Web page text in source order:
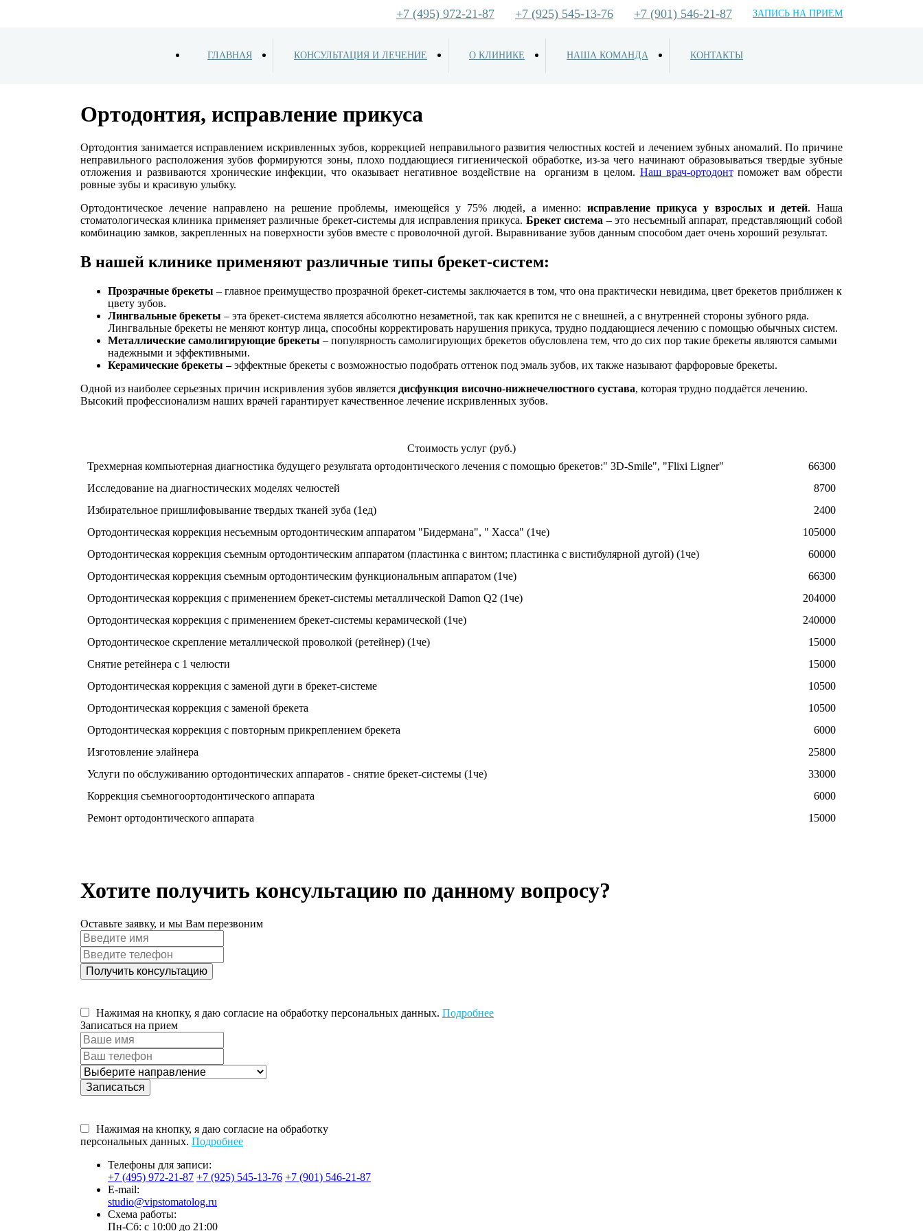
+7 (495) 972-21-87 +7 (925) 545-13-76 +7 (901) 546-21-87 ЗАПИСЬ НА ПРИЕМ
ГЛАВНАЯ КОНСУЛЬТАЦИЯ И ЛЕЧЕНИЕ О КЛИНИКЕ НАША КОМАНДА КОНТАКТЫ
Ортодонтия, исправление прикуса
Ортодонтия занимается исправлением искривленных зубов, коррекцией неправильного развития челюстных костей и лечением зубных аномалий. По причине
неправильного расположения зубов формируются зоны, плохо поддающиеся гигиенической обработке, из-за чего начинают образовываться твердые зубные
отложения и развиваются хронические инфекции, что оказывает негативное воздействие на организм в целом. Наш врач-ортодонтпоможет вам обрести
ровные зубы и красивую улыбку.
Ортодонтическое лечение направлено на решение проблемы, имеющейся у 75% людей, а именно: исправление прикуса у взрослых и детей. Наша
стоматологическая клиника применяет различные брекет-системы для исправления прикуса. Брекет система – это несъемный аппарат, представляющий собой
комбинацию замков, закрепленных на поверхности зубов вместе с проволочной дугой. Выравнивание зубов данным способом дает очень хороший результат.
В нашей клинике применяют различные типы брекет-систем:
Прозрачные брекеты – главное преимущество прозрачной брекет-системы заключается в том, что она практически невидима, цвет брекетов приближен к
цвету зубов.
Лингвальные брекеты – эта брекет-система является абсолютно незаметной, так как крепится не с внешней, а с внутренней стороны зубного ряда.
Лингвальные брекеты не меняют контур лица, способны корректировать нарушения прикуса, трудно поддающиеся лечению с помощью обычных систем.
Металлические самолигирующие брекеты – популярность самолигирующих брекетов обусловлена тем, что до сих пор такие брекеты являются самыми
надежными и эффективными.
Керамические брекеты –эффектные брекеты с возможностью подобрать оттенок под эмаль зубов, их также называют фарфоровые брекеты.
Одной из наиболее серьезных причин искривления зубов является дисфункция височно-нижнечелюстного сустава, которая трудно поддаётся лечению.
Высокий профессионализм наших врачей гарантирует качественное лечение искривленных зубов.
Стоимость услуг (руб.)
Трехмерная компьютерная диагностика будущего результата ортодонтического лечения с помощью брекетов:" 3D-Smile", "Flixi Ligner"
66300
Исследование на диагностических моделях челюстей
8700
Избирательное пришлифовывание твердых тканей зуба (1ед)
2400
Ортодонтическая коррекция несъемным ортодонтическим аппаратом "Бидермана", " Хасса" (1че)
105000
Ортодонтическая коррекция съемным ортодонтическим аппаратом (пластинка с винтом; пластинка с вистибулярной дугой) (1че)
60000
Ортодонтическая коррекция съемным ортодонтическим функциональным аппаратом (1че)
66300
Ортодонтическая коррекция с применением брекет-системы металлической Damon Q2 (1че)
204000
Ортодонтическая коррекция с применением брекет-системы керамической (1че)
240000
Ортодонтическое скрепление металлической проволкой (ретейнер) (1че)
15000
Снятие ретейнера с 1 челюсти
15000
Ортодонтическая коррекция с заменой дуги в брекет-системе
10500
Ортодонтическая коррекция с заменой брекета
10500
Ортодонтическая коррекция с повторным прикреплением брекета
6000
Изготовление элайнера
25800
Услуги по обслуживанию ортодонтических аппаратов - снятие брекет-системы (1че)
33000
Коррекция съемногоортодонтического аппарата
6000
Ремонт ортодонтического аппарата
15000
Хотите получить консультацию по данному вопросу?
Оставьте заявку, и мы Вам перезвоним
Получить консультацию
Нажимая на кнопку, я даю согласие на обработку персональных данных. Подробнее
Записаться на прием
Записаться
Нажимая на кнопку, я даю согласие на обработку
персональных данных. Подробнее
Телефоны для записи:
+7 (495) 972-21-87 +7 (925) 545-13-76 +7 (901) 546-21-87
E-mail:
studio@vipstomatolog.ru
Схема работы:
Пн-Сб: с 10:00 до 21:00